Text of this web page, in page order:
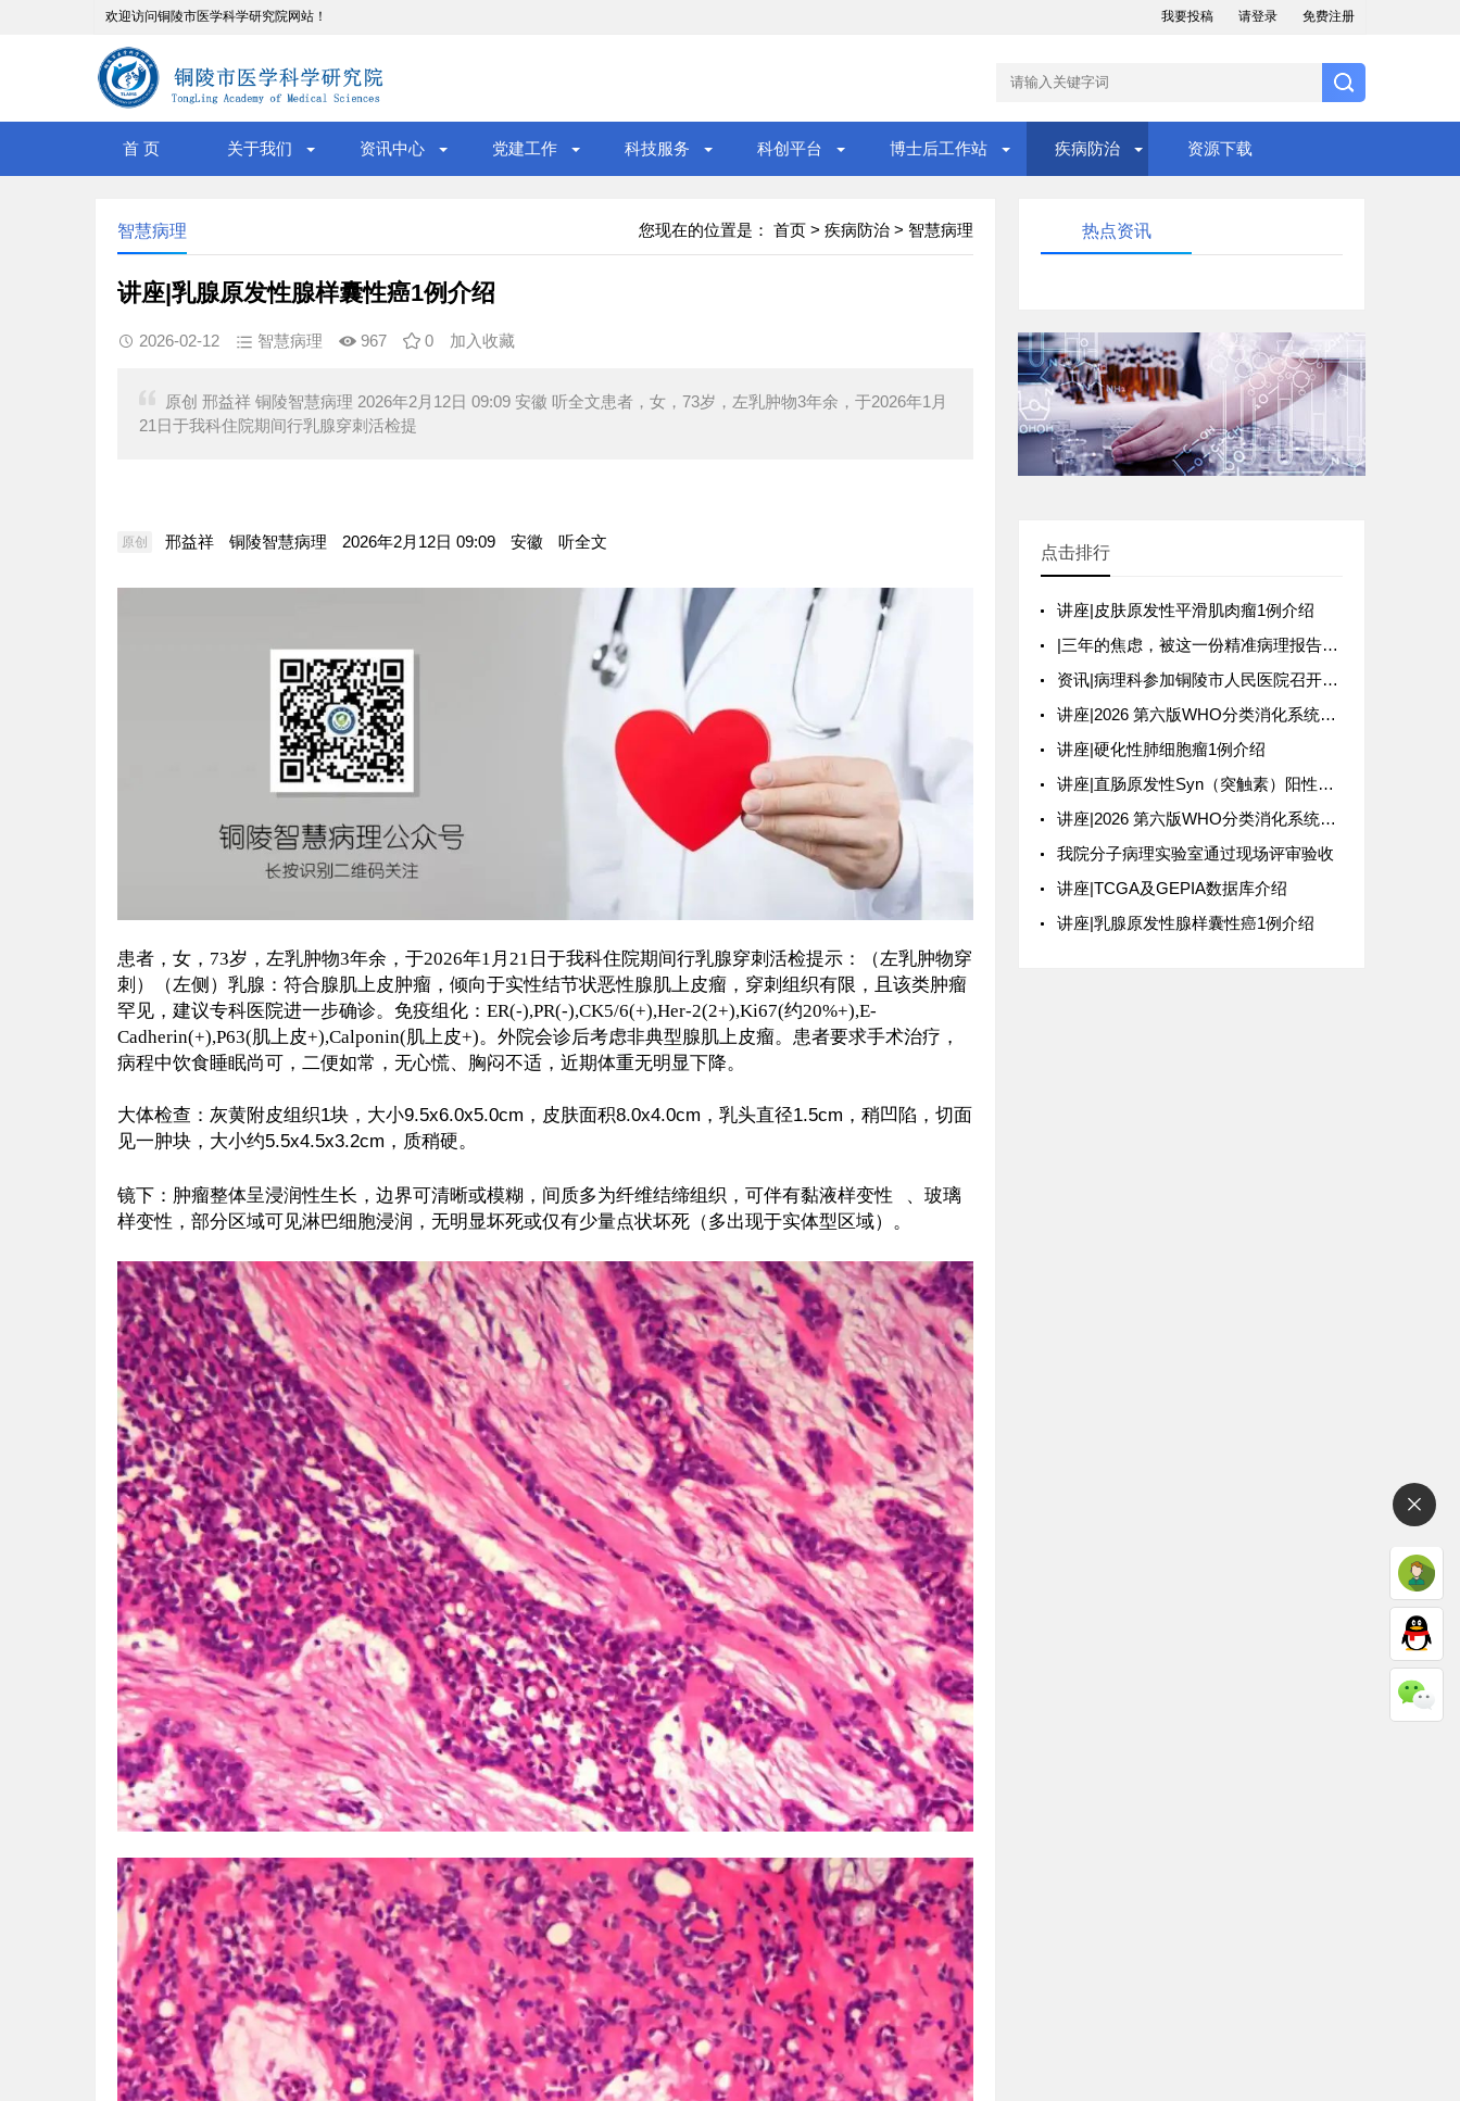
欢迎访问铜陵市医学科学研究院网站！ 我要投稿 请登录 免费注册
首 页 关于我们 资讯中心 党建工作 科技服务 科创平台 博士后工作站 疾病防治 资源下载
您现在的位置是： 首页 > 疾病防治 > 智慧病理
智慧病理
讲座|乳腺原发性腺样囊性癌1例介绍
2026-02-12 智慧病理 967 0 加入收藏
原创 邢益祥 铜陵智慧病理 2026年2月12日 09:09 安徽 听全文患者，女，73岁，左乳肿物3年余，于2026年1月
21日于我科住院期间行乳腺穿刺活检提
原创 邢益祥 铜陵智慧病理 2026年2月12日 09:09 安徽 听全文
患者，女， 73岁，左乳肿物3年余，于2026年1月21日于我科住院期间行乳腺穿刺活检提示：（左乳肿物穿
刺）（左侧）乳腺：符合腺肌上皮肿瘤，倾向于实性结节状恶性腺肌上皮瘤，穿刺组织有限，且该类肿瘤
罕见，建议专科医院进一步确诊。免疫组化：ER(-),PR(-),CK5/6(+),Her-2(2+),Ki67(约20%+),E-
Cadherin(+),P63(肌上皮+),Calponin(肌上皮+)。外院会诊后考虑非典型腺肌上皮瘤。患者要求手术治疗，
病程中饮食睡眠尚可，二便如常，无心慌、胸闷不适，近期体重无明显下降。
大体检查：灰黄附皮组织1块，大小9.5x6.0x5.0cm，皮肤面积8.0x4.0cm，乳头直径1.5cm，稍凹陷，切面
见一肿块，大小约5.5x4.5x3.2cm，质稍硬。
镜下： 肿瘤整体呈浸润性生长，边界可清晰或模糊，间质多为纤维结缔组织，可伴有黏液样变性
、玻璃
样变性，部分区域可见淋巴细胞浸润，无明显坏死或仅有少量点状坏死（多出现于实体型区域）。
热点资讯
点击排行
讲座|皮肤原发性平滑肌肉瘤1例介绍
|三年的焦虑，被这一份精准病理报告终结
资讯|病理科参加铜陵市人民医院召开十五五规划务虚会
讲座|2026 第六版WHO分类消化系统更新
讲座|硬化性肺细胞瘤1例介绍
讲座|直肠原发性Syn（突触素）阳性的黏液腺癌1例介绍
讲座|2026 第六版WHO分类消化系统更新
我院分子病理实验室通过现场评审验收
讲座|TCGA及GEPIA数据库介绍
讲座|乳腺原发性腺样囊性癌1例介绍